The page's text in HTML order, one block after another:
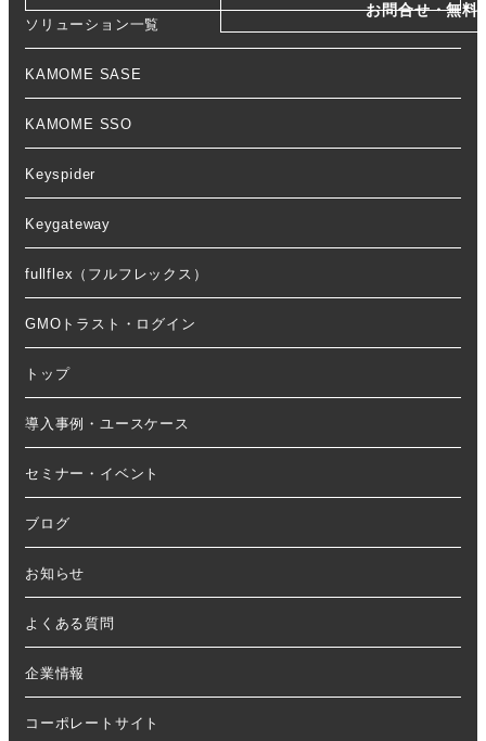
お問合せ・無料
ソリューション一覧
KAMOME SASE
KAMOME SSO
Keyspider
Keygateway
fullflex（フルフレックス）
GMOトラスト・ログイン
トップ
導入事例・ユースケース
セミナー・イベント
ブログ
お知らせ
よくある質問
企業情報
コーポレートサイト